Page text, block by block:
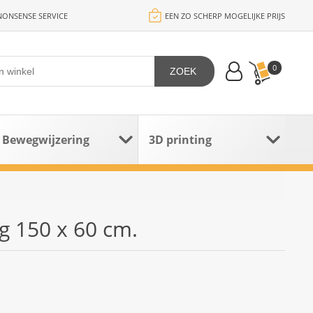
SERVICE EEN ZO SCHERP MOGELIJKE PRIJS
0
ZOEK
Bewegwijzering 3D printing
150 x 60 cm.